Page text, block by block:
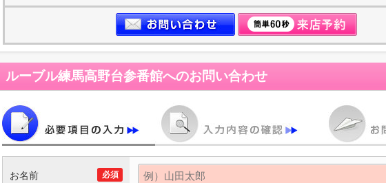
ルーブル練馬高野台参番館へのお問い合わせ
必須
お名前